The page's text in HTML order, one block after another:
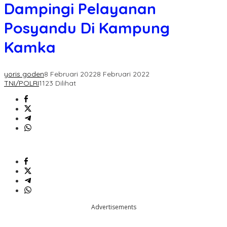
Posyandu
Kampung
Dampingi Pelayanan
Posyandu Di Kampung
Kamka
yoris goden8 Februari 20228 Februari 2022
TNI/POLRI1123 Dilihat
Advertisements